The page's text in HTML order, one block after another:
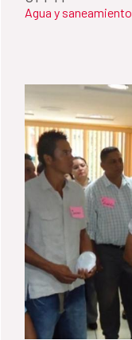
Agua y saneamiento